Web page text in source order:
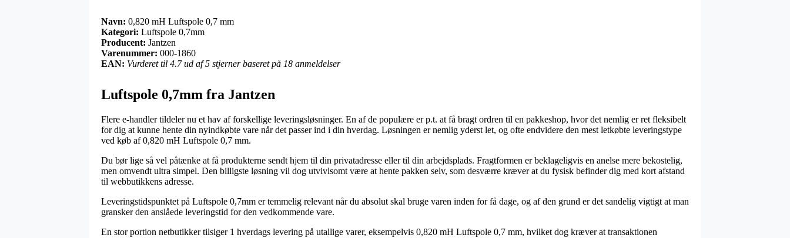
Navn: 0,820 mH Luftspole 0,7 mm
Kategori: Luftspole 0,7mm
Producent: Jantzen
Varenummer: 000-1860
EAN: Vurderet til 4.7 ud af 5 stjerner baseret på 18 anmeldelser
Luftspole 0,7mm fra Jantzen
Flere e-handler tildeler nu et hav af forskellige leveringsløsninger. En af de populære er p.t. at få bragt ordren til en pakkeshop, hvor det nemlig er ret fleksibelt
for dig at kunne hente din nyindkøbte vare når det passer ind i din hverdag. Løsningen er nemlig yderst let, og ofte endvidere den mest letkøbte leveringstype
ved køb af 0,820 mH Luftspole 0,7 mm.
Du bør lige så vel påtænke at få produkterne sendt hjem til din privatadresse eller til din arbejdsplads. Fragtformen er beklageligvis en anelse mere bekostelig,
men omvendt ultra simpel. Den billigste løsning vil dog utvivlsomt være at hente pakken selv, som desværre kræver at du fysisk befinder dig med kort afstand
til webbutikkens adresse.
Leveringstidspunktet på Luftspole 0,7mm er temmelig relevant når du absolut skal bruge varen inden for få dage, og af den grund er det sandelig vigtigt at man
gransker den anslåede leveringstid for den vedkommende vare.
En stor portion netbutikker tilsiger 1 hverdags levering på utallige varer, eksempelvis 0,820 mH Luftspole 0,7 mm, hvilket dog kræver at transaktionen